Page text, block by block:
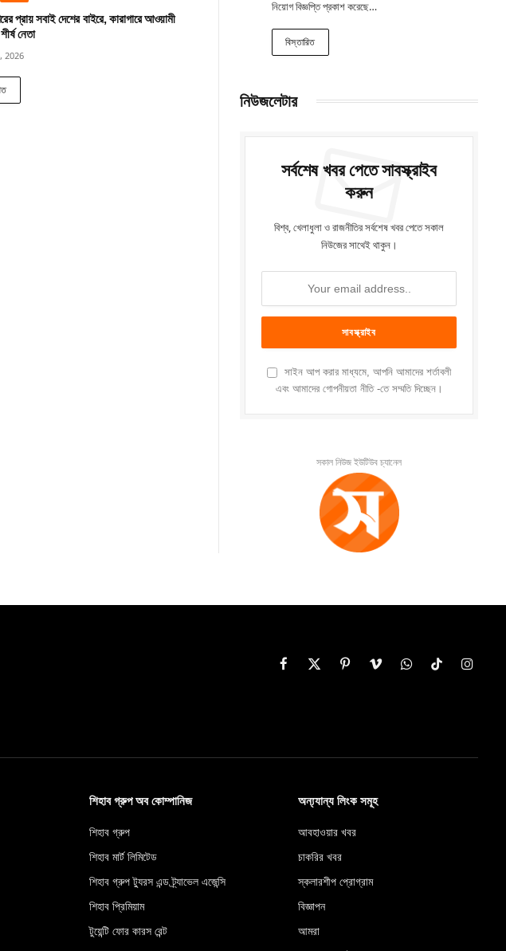
প্রায় সবাই দেশের বাইরে, কারাগারে আওয়ামী
নেতা
2026
নিয়োগ বিজ্ঞপ্তি প্রকাশ করেছে…
বিস্তারিত
নিউজলেটার
সর্বশেষ খবর পেতে সাবস্ক্রাইব
করুন
বিশ্ব, খেলাধুলা ও রাজনীতির সর্বশেষ খবর পেতে সকাল
নিউজের সাথেই থাকুন।
সাইন আপ করার মাধ্যমে, আপনি আমাদের শর্তাবলী
এবং আমাদের গোপনীয়তা নীতি -তে সম্মতি দিচ্ছেন।
সকাল নিউজ ইউটিউব চ্যানেল
Facebook
X
PinterestVimeoWhatsAppTikTok
শিহাব গ্রুপ অব কোম্পানিজ
শিহাব গ্রুপ
শিহাব মার্ট লিমিটেড
শিহাব গ্রুপ ট্যুরস এন্ড ট্র্যাভেল এজেন্সি
শিহাব প্রিমিয়াম
টুয়েন্টি ফোর কারস রেন্ট
অন্য্যান্য লিংক সমূহ
আবহাওয়ার খবর
চাকরির খবর
স্কলারশীপ প্রোগ্রাম
বিজ্ঞাপন
আমরা